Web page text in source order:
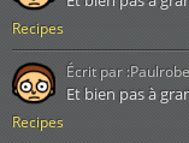
Recipes
Recipes
Et bien pas à
Écrit par :